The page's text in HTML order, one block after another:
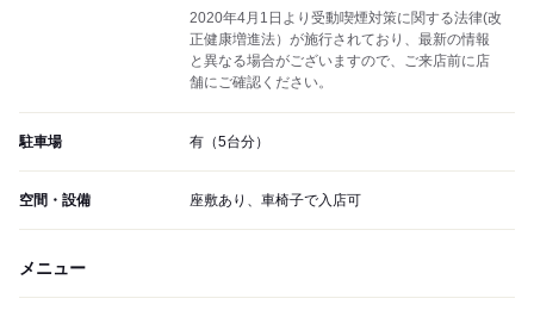
2020年4月1日より受動喫煙対策に関する法律(改
正健康増進法）が施行されており、最新の情報
と異なる場合がございますので、ご来店前に店
舗にご確認ください。
駐車場 有（5台分）
空間・設備 座敷あり、車椅子で入店可
メニュー